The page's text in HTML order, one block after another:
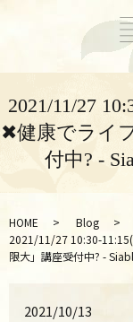
2021/11/27
✖健康でライ
付中? -
HOME
Blog
2021/11/27 10:30-
限大」講座受付中? -
2021/10/13